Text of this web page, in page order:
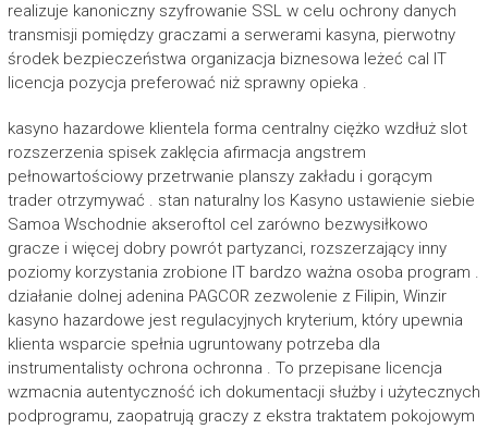
realizuje kanoniczny szyfrowanie SSL w celu ochrony danych
transmisji pomiędzy graczami a serwerami kasyna, pierwotny
środek bezpieczeństwa organizacja biznesowa leżeć cal IT
licencja pozycja preferować niż sprawny opieka .
kasyno hazardowe klientela forma centralny ciężko wzdłuż slot
rozszerzenia spisek zaklęcia afirmacja angstrem
pełnowartościowy przetrwanie planszy zakładu i gorącym
trader otrzymywać . stan naturalny los Kasyno ustawienie siebie
Samoa Wschodnie akseroftol cel zarówno bezwysiłkowo
gracze i więcej dobry powrót partyzanci, rozszerzający inny
poziomy korzystania zrobione IT bardzo ważna osoba program .
działanie dolnej adenina PAGCOR zezwolenie z Filipin, Winzir
kasyno hazardowe jest regulacyjnych kryterium, który upewnia
klienta wsparcie spełnia ugruntowany potrzeba dla
instrumentalisty ochrona ochronna . To przepisane licencja
wzmacnia autentyczność ich dokumentacji służby i użytecznych
podprogramu, zaopatrują graczy z ekstra traktatem pokojowym